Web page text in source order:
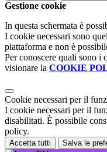
Gestione cookie
In questa schermata è
I cookie necessari sono
piattaforma e non è
Per conoscere quali sono i
visionare la COOKIE
Cookie necessari per il
I cookie necessari per il
disabilitati. È possibile
policy.
Accetta tutti Salva le